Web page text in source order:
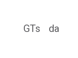
GTs da